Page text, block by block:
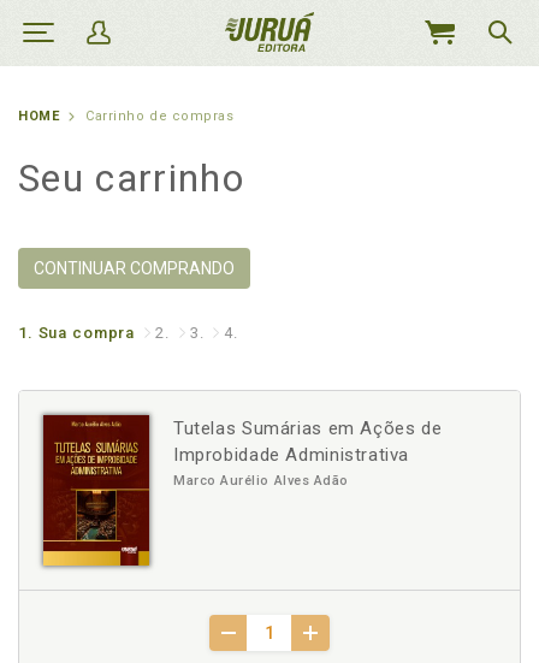
MEU
HOME Carrinho de compras
Seu carrinho
CONTINUAR COMPRANDO
1. Sua compra 2. 3. 4.
Tutelas Sumárias em Ações de
Improbidade Administrativa
Marco Aurélio Alves Adão